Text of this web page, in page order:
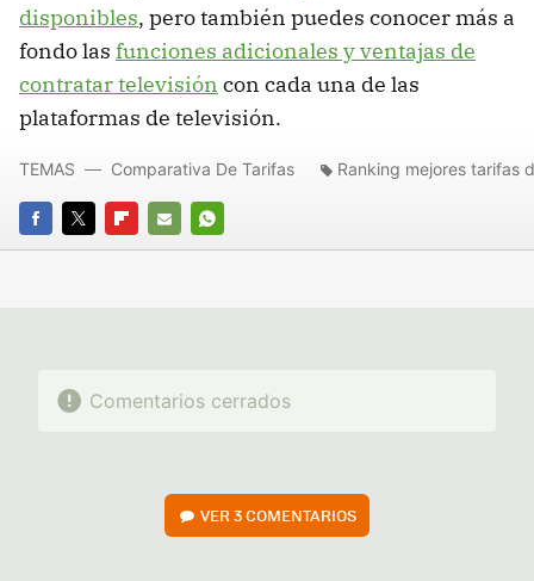
disponibles, pero también puedes conocer más a
fondo las funciones adicionales y ventajas de
contratar televisión con cada una de las
plataformas de televisión.
FACEBOOK
TWITTERFLIPBOARD
E-
WHATSAPP
TEMAS Comparativa De Tarifas Ranking mejores tarifas
Comentarios cerrados
VER3 COMENTARIOS